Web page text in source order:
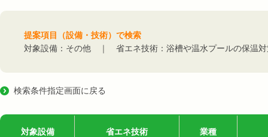
提案項目（設備・技術）で検索
対象設備：その他 ｜ 省エネ技術：浴槽や温水プールの保温対
検索条件指定画面に戻る
対象設備 省エネ技術 業種